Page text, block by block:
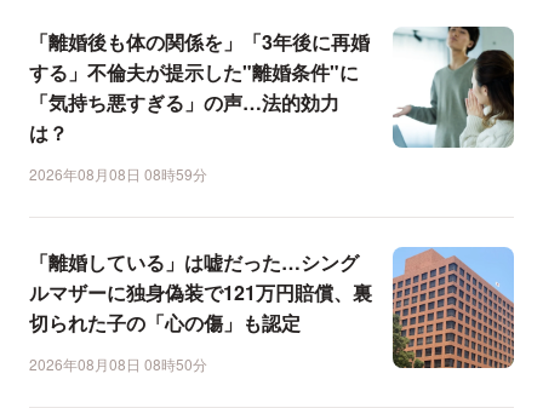
「離婚後も体の関係を」「3年後に再婚
する」不倫夫が提示した"離婚条件"に
「気持ち悪すぎる」の声…法的効力
は？
2026年08月08日 08時59分
「離婚している」は嘘だった…シング
ルマザーに独身偽装で121万円賠償、裏
切られた子の「心の傷」も認定
2026年08月08日 08時50分